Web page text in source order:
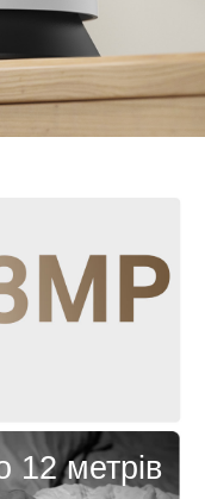
блокувати
Google Assistant
без
12 метрів